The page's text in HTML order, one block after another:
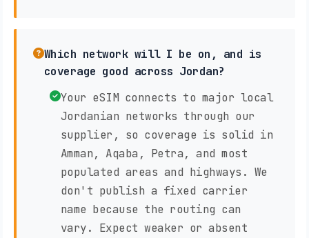
Which network will I be on, and is
coverage good across Jordan?
Your eSIM connects to major local
Jordanian networks through our
supplier, so coverage is solid in
Amman, Aqaba, Petra, and most
populated areas and highways. We
don't publish a fixed carrier
name because the routing can
vary. Expect weaker or absent